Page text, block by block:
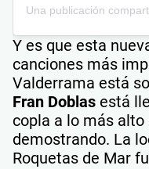
Y es que esta
canciones más
Valderrama está
Fran Doblas está
copla a lo más alto
demostrando. La
Roquetas de Mar